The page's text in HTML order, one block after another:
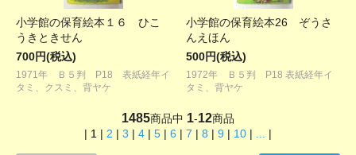
小学館の保育絵本１６ ひこ
うきときせん
700円(税込)
1971年 Ｂ５判 P18 表紙経年イ
タミ、クスミ、背ヤケ
小学館の保育絵本26 ぞうさ
んえほん
500円(税込)
1972年 Ｂ５判 P18 表紙経年イ
タミ、背ヤケ
1485商品中 1-12商品
| 1 | 2 | 3 | 4 | 5 | 6 | 7 | 8 | 9 | 10 | ... |